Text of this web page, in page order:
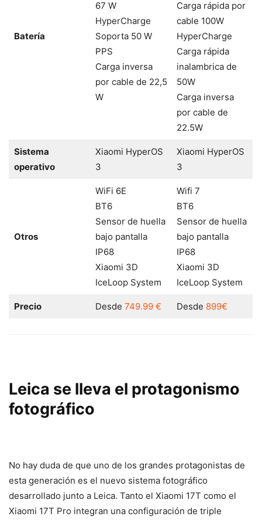
Batería
67 W
HyperCharge
Soporta 50 W
PPS
Carga inversa
por cable de 22,5
W
Carga rápida por
cable 100W
HyperCharge
Carga rápida
inalambrica de
50W
Carga inversa
por cable de
22.5W
Sistema
operativo
Xiaomi HyperOS
3
Xiaomi HyperOS
3
Otros
WiFi 6E
BT6
Sensor de huella
bajo pantalla
IP68
Xiaomi 3D
IceLoop System
Wifi 7
BT6
Sensor de huella
bajo pantalla
IP68
Xiaomi 3D
IceLoop System
Precio Desde 749.99 € Desde 899€
Leica se lleva el protagonismo
fotográfico
No hay duda de que uno de los grandes protagonistas de
esta generación es el nuevo sistema fotográfico
desarrollado junto a Leica. Tanto el Xiaomi 17T como el
Xiaomi 17T Pro integran una configuración de triple